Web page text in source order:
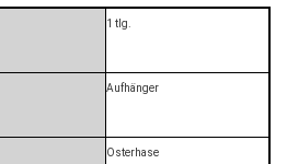
1 tlg.
Aufhänger
Osterhase